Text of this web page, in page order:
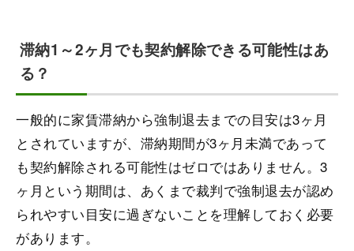
滞納1～2ヶ月でも契約解除できる可能性はあ
る？
一般的に家賃滞納から強制退去までの目安は3ヶ月
とされていますが、滞納期間が3ヶ月未満であって
も契約解除される可能性はゼロではありません。3
ヶ月という期間は、あくまで裁判で強制退去が認め
られやすい目安に過ぎないことを理解しておく必要
があります。